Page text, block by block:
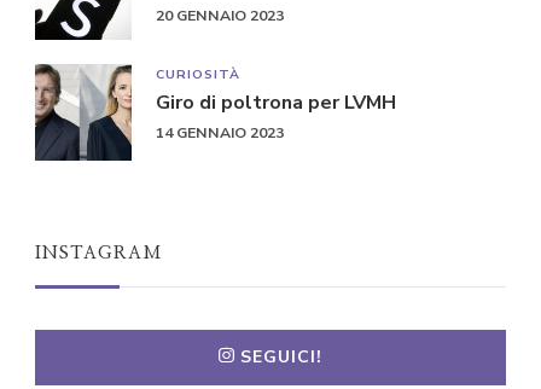
20 GENNAIO 2023
CURIOSITÀ
Giro di poltrona per LVMH
14 GENNAIO 2023
INSTAGRAM
SEGUICI!